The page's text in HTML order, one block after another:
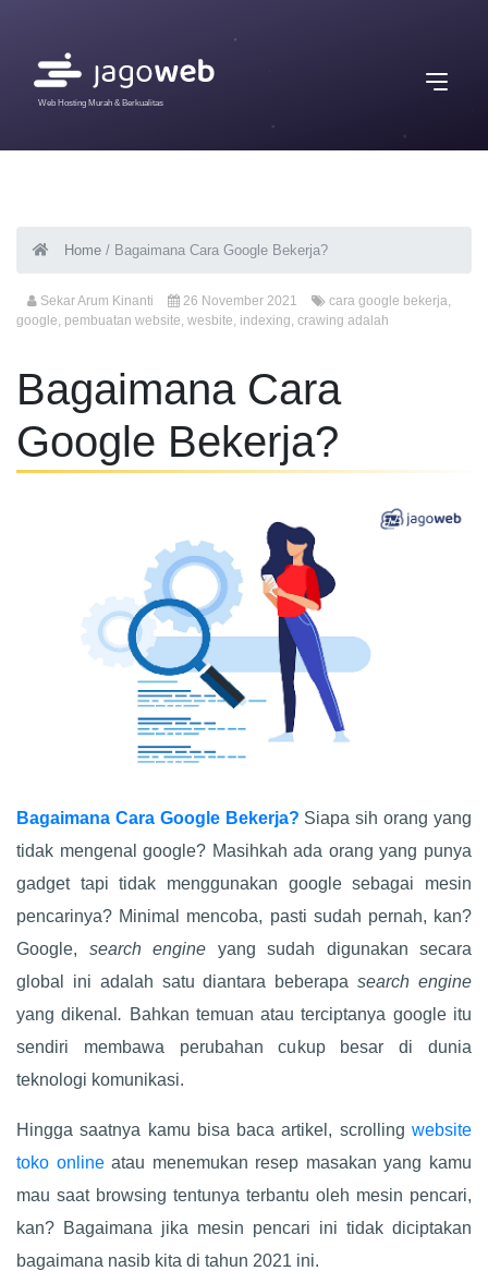
Web Hosting Murah & Berkualitas
Home / Bagaimana Cara Google Bekerja?
Sekar Arum Kinanti 26 November 2021 cara google bekerja,
google, pembuatan website, wesbite, indexing, crawing adalah
Bagaimana Cara
Google Bekerja?
Bagaimana Cara Google Bekerja? Siapa sih orang yang
tidak mengenal google? Masihkah ada orang yang punya
gadget tapi tidak menggunakan google sebagai mesin
pencarinya? Minimal mencoba, pasti sudah pernah, kan?
Google, search engine yang sudah digunakan secara
global ini adalah satu diantara beberapasearch engine
yang dikenal. Bahkan temuan atau terciptanya google itu
sendiri membawa perubahan cukup besar di dunia
teknologi komunikasi.
Hingga saatnya kamu bisa baca artikel, scrolling website
toko onlineatau menemukan resep masakan yang kamu
mau saat browsing tentunya terbantu oleh mesin pencari,
kan? Bagaimana jika mesin pencari ini tidak diciptakan
bagaimana nasib kita di tahun 2021 ini.